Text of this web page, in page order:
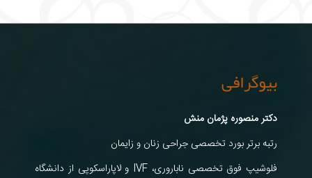
بیوگرافی
دکتر منصوره پژمان منش
رتبه برتر بورد تخصصی جراحی زنان و زایمان
فلوشیپ فوق تخصصی ناباروری، IVF و لاپاراسکوپی از دانشگاه